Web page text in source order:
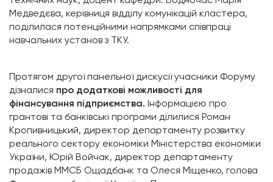
Медведєва, керівниця відділу комунікацій кластера,
поділилася потенційними напрямками співпраці
навчальних установ з ТКУ.
Протягом другої панельної дискусії учасники Форуму
дізналися про додаткові можливості для
фінансування підприємства. Інформацією про
грантові та банківські програми ділилися Роман
Кропивницький, директор департаменту розвитку
реального сектору економіки Міністерства економіки
України, Юрій Войчак, директор департаменту
продажів ММСБ Ощадбанк та Олеся Міщенко, голова